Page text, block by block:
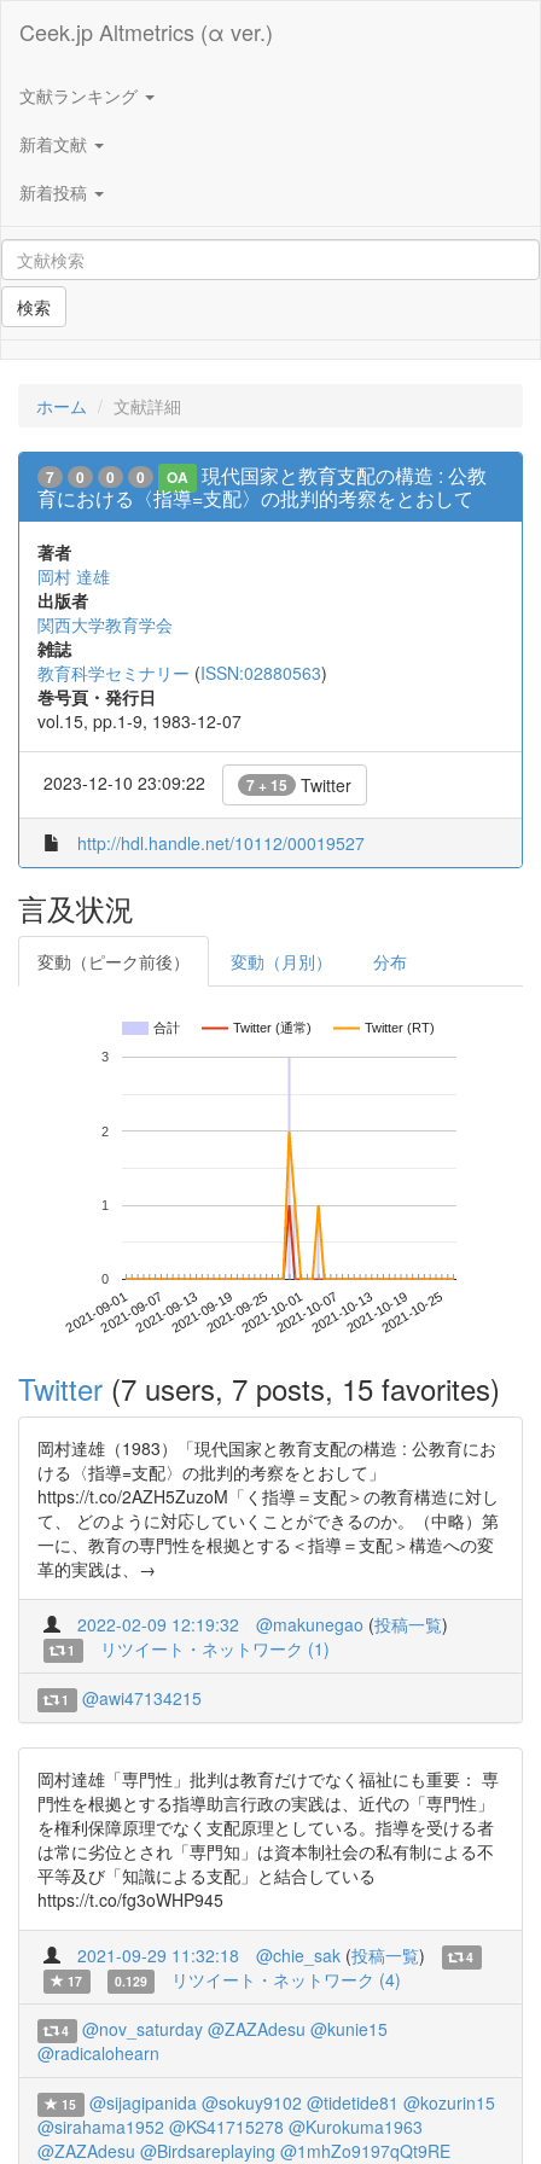
Ceek.jp Altmetrics (α ver.)
文献ランキング
新着文献
新着投稿
検索
ホーム 文献詳細
7 0 0 0 OA
現代国家と教育支配の構造 : 公教
育における〈指導=支配〉の批判的考察をとおして
著者
岡村 達雄
出版者
関西大学教育学会
雑誌
教育科学セミナリー (ISSN:02880563)
巻号頁・発行日
vol.15, pp.1-9, 1983-12-07
2023-12-10 23:09:22 7 + 15 Twitter
http://hdl.handle.net/10112/00019527
言及状況
変動（ピーク前後） 変動（月別） 分布
合計 Twitter (通常) Twitter (RT)
2021-09-012021-09-072021-09-132021-09-192021-09-252021-10-012021-10-072021-10-132021-10-192021-10-25
0
1
2
3
Twitter (7 users, 7 posts, 15 favorites)
岡村達雄（1983）「現代国家と教育支配の構造 : 公教育にお
ける〈指導=支配〉の批判的考察をとおして」
https://t.co/2AZH5ZuzoM「く指導＝支配＞の教育構造に対し
て、 どのように対応していくことができるのか。（中略）第
一に、教育の専門性を根拠とする＜指導＝支配＞構造への変
革的実践は、→
2022-02-09 12:19:32 @makunegao (投稿一覧)
1 リツイート・ネットワーク (1)
1 @awi47134215
岡村達雄「専門性」批判は教育だけでなく福祉にも重要： 専
門性を根拠とする指導助言行政の実践は、近代の「専門性」
を権利保障原理でなく支配原理としている。指導を受ける者
は常に劣位とされ「専門知」は資本制社会の私有制による不
平等及び「知識による支配」と結合している
https://t.co/fg3oWHP945
2021-09-29 11:32:18 @chie_sak (投稿一覧)
4
17
0.129 リツイート・ネットワーク (4)
4 @nov_saturday @ZAZAdesu @kunie15
@radicalohearn
15 @sijagipanida @sokuy9102 @tidetide81 @kozurin15
@sirahama1952 @KS41715278 @Kurokuma1963
@ZAZAdesu @Birdsareplaying @1mhZo9197qQt9RE